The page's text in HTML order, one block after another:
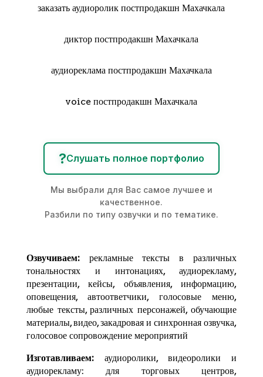
заказать аудиоролик постпродакшн Махачкала
диктор постпродакшн Махачкала
аудиореклама постпродакшн Махачкала
voice постпродакшн Махачкала
?Слушать полное портфолио
Мы выбрали для Вас самое лучшее и
качественное.
Разбили по типу озвучки и по тематике.
Озвучиваем:рекламные тексты в различных
тональностях и интонациях,аудиорекламу,
презентации, кейсы, объявления, информацию,
оповещения, автоответчики, голосовые меню,
любые тексты, различных персонажей, обучающие
материалы, видео, закадровая и синхронная озвучка,
голосовое сопровождение мероприятий
Изготавливаем:аудиоролики, видеоролики и
аудиорекламу: для торговых центров,